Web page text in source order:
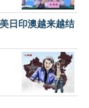
日印澳越来越结